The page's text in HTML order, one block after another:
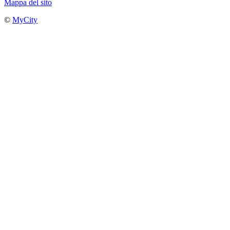
Mappa del sito
© MyCity